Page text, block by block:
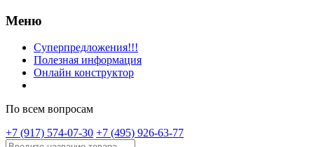
Меню
Суперпредложения!!!
Полезная информация
Онлайн конструктор
По всем вопросам
+7 (917) 574-07-30 +7 (495) 926-63-77